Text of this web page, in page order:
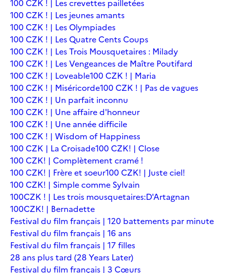
100 CZK ! | Les crevettes pailletées
100 CZK ! | Les jeunes amants
100 CZK ! | Les Olympiades
100 CZK ! | Les Quatre Cents Coups
100 CZK ! | Les Trois Mousquetaires : Milady
100 CZK ! | Les Vengeances de Maître Poutifard
100 CZK ! | Loveable100 CZK ! | Maria
100 CZK ! | Miséricorde100 CZK ! | Pas de vagues
100 CZK ! | Un parfait inconnu
100 CZK ! | Une affaire d'honneur
100 CZK ! | Une année difficile
100 CZK ! | Wisdom of Happiness
100 CZK | La Croisade100 CZK! | Close
100 CZK! | Complètement cramé !
100 CZK! | Frère et soeur100 CZK! | Juste ciel!
100 CZK! | Simple comme Sylvain
100CZK ! | Les trois mousquetaires:D'Artagnan
100CZK! | Bernadette
Festival du film français | 120 battements par minute
Festival du film français | 16 ans
Festival du film français | 17 filles
28 ans plus tard (28 Years Later)
Festival du film français | 3 Cœurs